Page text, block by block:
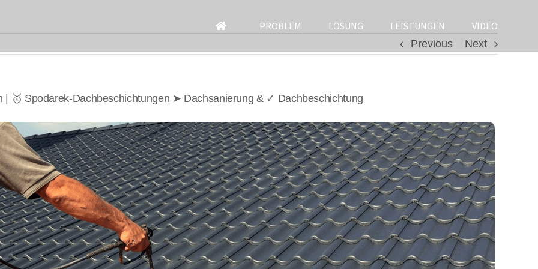
for:
PROBLEM LÖSUNG LEISTUNGEN
VIDEO
Previous
Next
| 🥇 Spodarek-Dachbeschichtungen ➤ Dachsanierung & ✓ Dachbeschichtung